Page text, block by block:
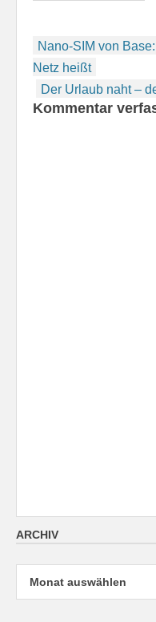
Nano-SIM von
Netz heißt
Der Urlaub naht –
Kommentar
ARCHIV
Archiv